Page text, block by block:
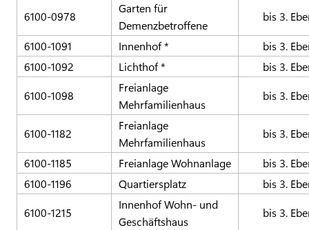
6100-0978
Garten für
Demenzbetroffene
bis 3.
6100-1091 Innenhof *
bis 3.
6100-1092
Lichthof *
bis 3.
6100-1098
Freianlage
Mehrfamilienhaus
bis 3.
6100-1182
Freianlage
Mehrfamilienhaus
bis 3.
6100-1185 Freianlage Wohnanlage
bis 3.
6100-1196
Quartiersplatz
bis 3.
6100-1215
Innenhof Wohn- und
Geschäftshaus
bis 3.